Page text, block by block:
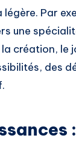
Par
une
création, le
des